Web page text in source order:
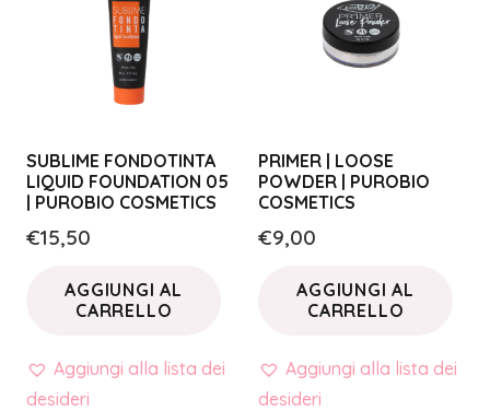
SUBLIME FONDOTINTA
LIQUID FOUNDATION 05
| PUROBIO COSMETICS
€15,50
AGGIUNGI AL
CARRELLO
Aggiungi alla lista dei
desideri
PRIMER | LOOSE
POWDER | PUROBIO
COSMETICS
€9,00
AGGIUNGI AL
CARRELLO
Aggiungi alla lista dei
desideri